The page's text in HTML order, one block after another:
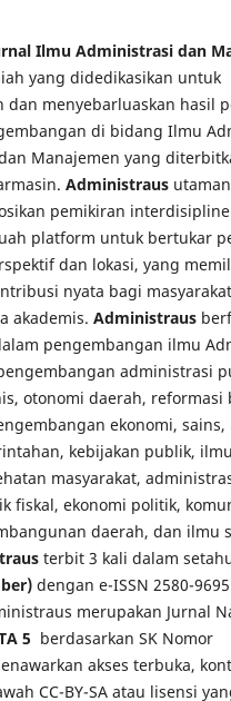
Ilmu Administrasi dan
yang didedikasikan untuk
dan menyebarluaskan hasil
di bidang Ilmu
Manajemen yang
Administraus
pemikiran
platform untuk bertukar
dan lokasi, yang
nyata bagi
akademis. Administraus
pengembangan ilmu
administrasi
otonomi daerah, reformasi
ekonomi, sains,
kebijakan publik, ilmu
masyarakat,
fiskal, ekonomi politik,
daerah, dan ilmu
terbit 3 kali dalam
dengan e-ISSN 2580-
merupakan Jurnal
5 berdasarkan SK Nomor
akses terbuka,
CC-BY-SA atau lisensi